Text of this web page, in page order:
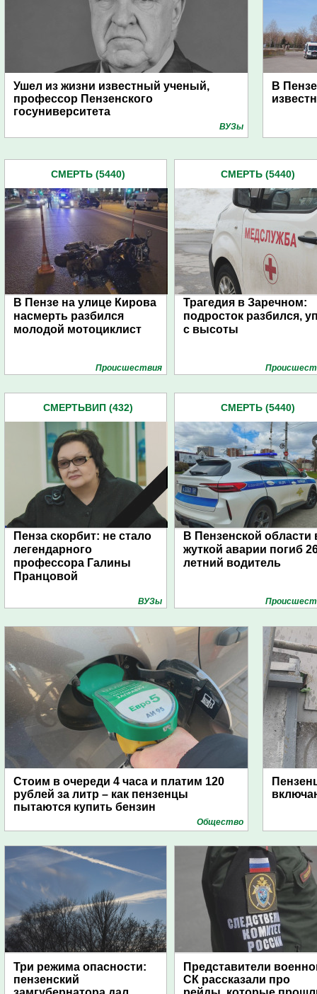
Ушел из жизни известный ученый,
профессор Пензенского
госуниверситета
ВУЗы
В
СМЕРТЬ (5440)
В Пензе на улице Кирова
насмерть разбился
молодой мотоциклист
Проиcшествия
СМЕРТЬ (5440)
Трагедия в Заречном:
подросток разбился,
с высоты
СМЕРТЬВИП (432)
Пенза скорбит: не стало
легендарного
профессора Галины
Пранцовой
ВУЗы
СМЕРТЬ (5440)
В Пензенской области
жуткой аварии погиб
летний водитель
Стоим в очереди 4 часа и платим 120
рублей за литр – как пензенцы
пытаются купить бензин
Общество
Три режима опасности:
пензенский
Представители
СК рассказали про